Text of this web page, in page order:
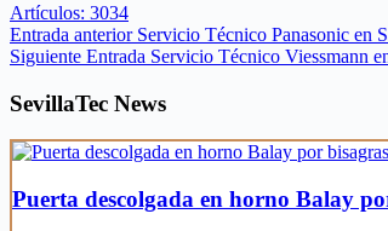
Artículos: 3034
Entrada anterior Servicio Técnico Panasonic en
Siguiente Entrada Servicio Técnico Viessmann
SevillaTec News
Puerta descolgada en horno Balay